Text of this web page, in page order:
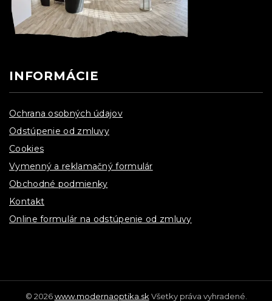
INFORMÁCIE
Ochrana osobných údajov
Odstúpenie od zmluvy
Cookies
Vymenný a reklamačný formulár
Obchodné podmienky
Kontakt
Online formulár na odstúpenie od zmluvy
© 2026www.modernaoptika.sk Všetky práva vyhradené.